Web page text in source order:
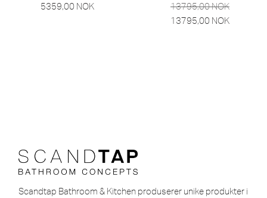
5359,00 NOK 13795,00NOK
13795,00 NOK
Scandtap Bathroom & Kitchen produserer unike produkter i